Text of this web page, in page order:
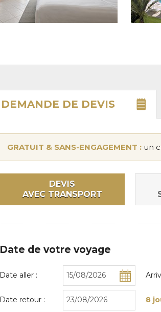
DEMANDE DE DEVIS
GRATUIT & SANS-ENGAGEMENT : un
DEVIS
AVEC TRANSPORT
Date de votre voyage
Date aller :
Date retour : 8